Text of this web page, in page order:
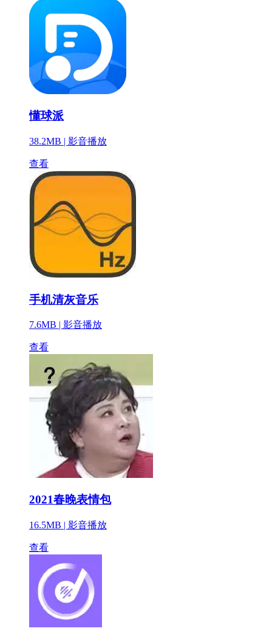
懂球派
38.2MB | 影音播放
查看
手机清灰音乐
7.6MB | 影音播放
查看
2021春晚表情包
16.5MB | 影音播放
查看